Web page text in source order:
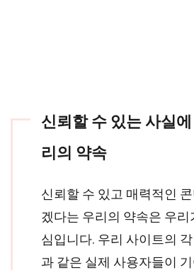
신뢰할 수 있는 사실
리의 약속
신뢰할 수 있고 매력적인
겠다는 우리의 약속은 우리
심입니다. 우리 사이트의
과 같은 실제 사용자들이